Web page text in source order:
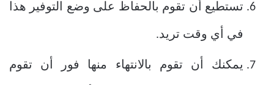
تستطيع أن تقوم بالحفاظ على وضع التوفير هذا
في أي وقت تريد.
يمكنك أن تقوم بالانتهاء منها فور أن تقوم